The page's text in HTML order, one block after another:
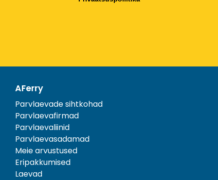
AFerry
Parvlaevade sihtkohad
Parvlaevafirmad
Parvlaevaliinid
Parvlaevasadamad
Meie arvustused
Eripakkumised
Laevad